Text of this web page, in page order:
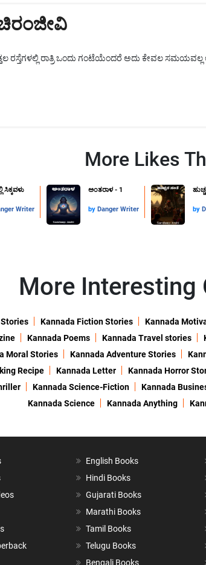
ರಸ್ತೆಗಳಲ್ಲಿ ರಾತ್ರಿ ಒಂದು ಗಂಟೆಯೆಂದರೆ ಅದು ಕೇವಲ
More Likes
ಸಿಕ್ಕವಳು
Writer
ಅಂತರಾಳ - 1
by Danger Writer by
More Interesting
Kannada Fiction Stories Kannada
Kannada Poems Kannada Travel stories
Moral Stories Kannada Adventure Stories
Recipe Kannada Letter Kannada Horror
Kannada Science-Fiction Kannada
Kannada Science
Kannada Anything
English Books
Hindi Books
Gujarati Books
Marathi Books
Tamil Books
Telugu Books
Bengali Books